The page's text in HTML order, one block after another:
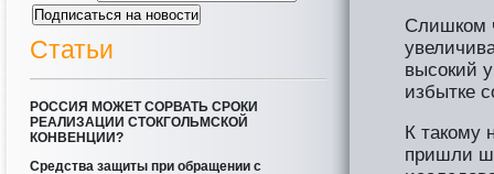
Статьи
РОССИЯ МОЖЕТ СОРВАТЬ СРОКИ
РЕАЛИЗАЦИИ СТОКГОЛЬМСКОЙ
КОНВЕНЦИИ?
Средства защиты при обращении с
Слишком
высокий
избытке
К такому
пришли